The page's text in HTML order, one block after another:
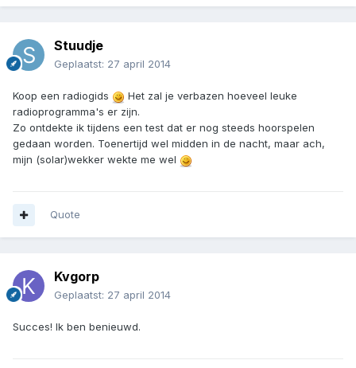
Stuudje
Geplaatst: 27 april 2014
Koop een radiogids
Het zal je verbazen hoeveel leuke
radioprogramma's er zijn.
Zo ontdekte ik tijdens een test dat er nog steeds hoorspelen
gedaan worden. Toenertijd wel midden in de nacht, maar ach,
mijn (solar)wekker wekte me wel
Quote
Kvgorp
Geplaatst: 27 april 2014
Succes! Ik ben benieuwd.